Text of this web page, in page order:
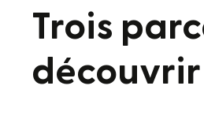
Trois